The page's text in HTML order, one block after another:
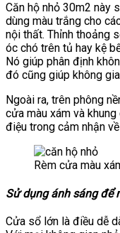
Căn hộ nhỏ 30m2 này
dùng màu trắng cho
nội thất. Thỉnh thoảng
óc chó trên tủ hay kệ
Nó giúp phân định
đó cũng giúp không
Ngoài ra, trên phông
cửa màu xám và
điệu trong cảm nhận
Rèm cửa màu
Sử dụng ánh sáng để
Cửa sổ lớn là điều dễ